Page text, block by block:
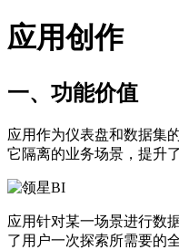
应用创作
一、功能价值
应用作为仪表盘和数据集
它隔离的业务场景，提升
应用针对某一场景进行数
了用户一次探索所需要的